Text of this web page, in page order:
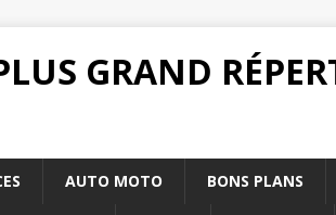
GRAND
AUTO MOTO BONS PLANS